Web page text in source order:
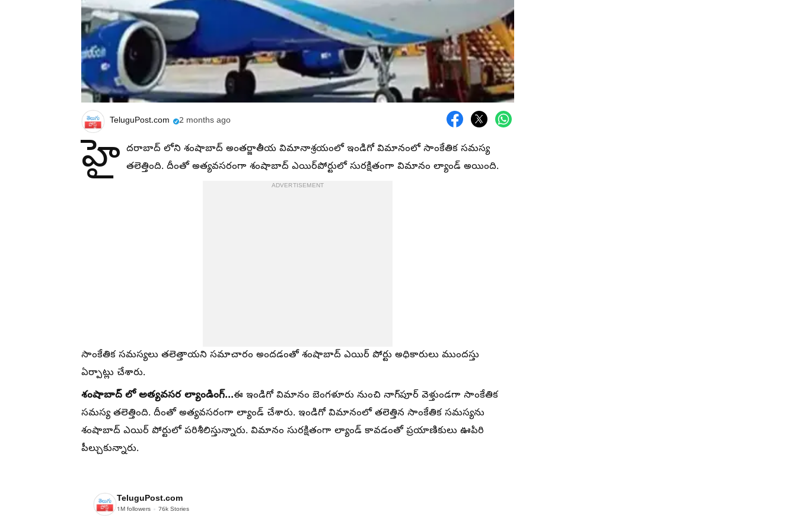
TeluguPost.com 2 months ago
హై దరాబాద్ లోని శంషాబాద్ అంతర్జాతీయ విమానాశ్రయంలో ఇండిగో విమానంలో సాంకేతిక సమస్య
తలెత్తింది. దీంతో అత్యవసరంగా శంషాబాద్ ఎయిర్‌పోర్టులో సురక్షితంగా విమానం ల్యాండ్ అయింది.
ADVERTISEMENT
సాంకేతిక సమస్యలు తలెత్తాయని సమాచారం అందడంతో శంషాబాద్ ఎయిర్ పోర్టు అధికారులు ముందస్తు
ఏర్పాట్లు చేశారు.
శంషాబాద్ లో అత్యవసర ల్యాండింగ్...ఈ ఇండిగో విమానం బెంగళూరు నుంచి నాగ్‌పూర్ వెళ్తుండగా సాంకేతిక
సమస్య తలెత్తింది. దీంతో అత్యవసరంగా ల్యాండ్ చేశారు. ఇండిగో విమానంలో తలెత్తిన సాంకేతిక సమస్యను
శంషాబాద్ ఎయిర్ పోర్టులో పరిశీలిస్తున్నారు. విమానం సురక్షితంగా ల్యాండ్ కావడంతో ప్రయాణికులు ఊపిరి
పీల్చుకున్నారు.
TeluguPost.com
1M followers 76k Stories